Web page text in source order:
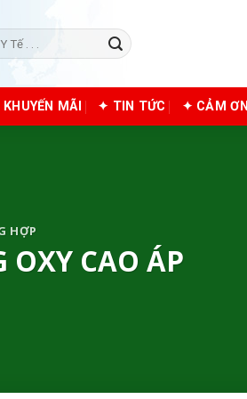
MÃI ✦ TIN TỨC ✦ CẢM ƠN
HỢP
OXY CAO ÁP